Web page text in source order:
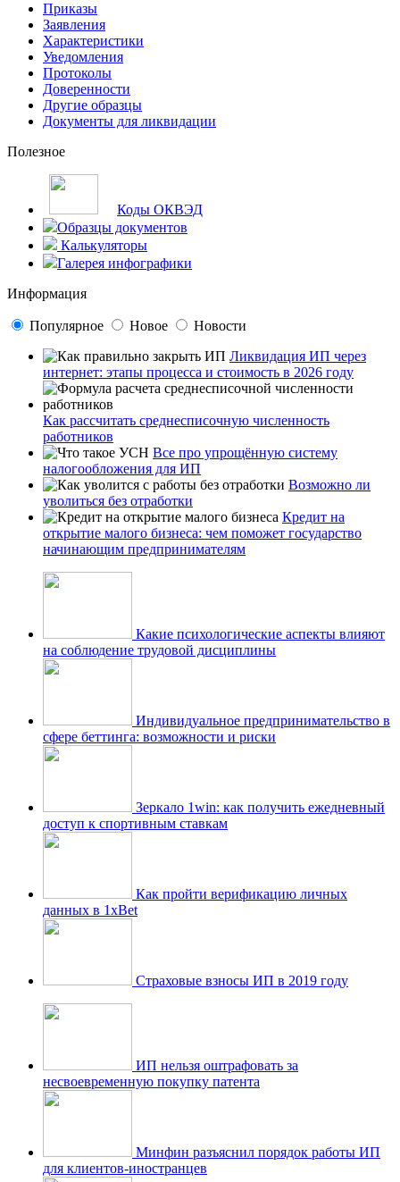
Приказы
Заявления
Характеристики
Уведомления
Протоколы
Доверенности
Другие образцы
Документы для ликвидации
Полезное
Коды ОКВЭД
Образцы документов
Калькуляторы
Галерея инфографики
Информация
Популярное Новое
Новости
Ликвидация ИП через
интернет: этапы процесса и стоимость в 2026 году
Как рассчитать среднесписочную численность
работников
Все про упрощённую систему
налогообложения для ИП
Возможно ли
уволиться без отработки
Кредит на
открытие малого бизнеса: чем поможет государство
начинающим предпринимателям
Какие психологические аспекты влияют
на соблюдение трудовой дисциплины
Индивидуальное предпринимательство в
сфере беттинга: возможности и риски
Зеркало 1win: как получить ежедневный
доступ к спортивным ставкам
Как пройти верификацию личных
данных в 1xBet
Страховые взносы ИП в 2019 году
ИП нельзя оштрафовать за
несвоевременную покупку патента
Минфин разъяснил порядок работы ИП
для клиентов-иностранцев